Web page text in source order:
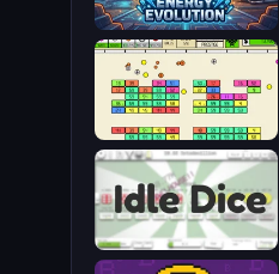
Energy Evolution
Idle Breakout
Idle Dice